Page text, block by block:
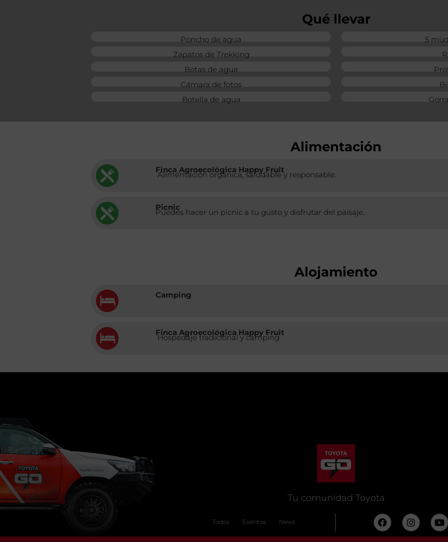
Qué llevar
Poncho de agua
Zapatos de Trekking
Botas de agua
Cámara de fotos
Botella de agua
5
Alimentación
Finca Agroecológica Happy Fruit
Alimentación orgánica, saludable y responsable.
Picnic
Puedes hacer un picnic a tu gusto y disfrutar del paisaje.
Alojamiento
Camping
Finca Agroecológica Happy Fruit
Hospedaje tradicional y camping
Tu comunidad Toyota
Todos Eventos News